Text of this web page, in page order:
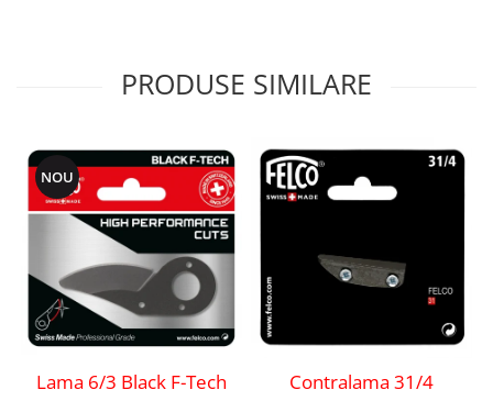
PRODUSE SIMILARE
NOU
Lama 6/3 Black F-Tech Contralama 31/4